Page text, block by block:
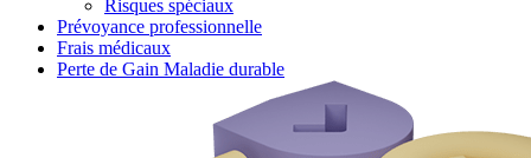
Risques spéciaux
Prévoyance professionnelle
Frais médicaux
Perte de Gain Maladie durable